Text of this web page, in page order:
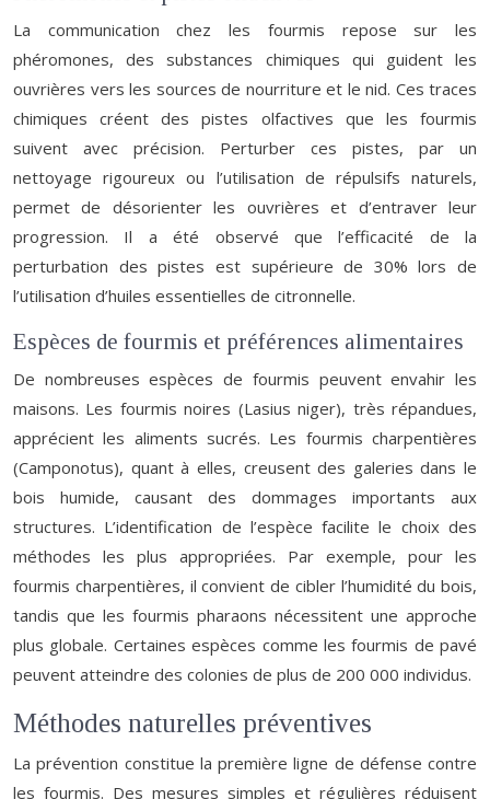
La communication chez les fourmis repose sur les
phéromones, des substances chimiques qui guident les
ouvrières vers les sources de nourriture et le nid. Ces traces
chimiques créent des pistes olfactives que les fourmis
suivent avec précision. Perturber ces pistes, par un
nettoyage rigoureux ou l’utilisation de répulsifs naturels,
permet de désorienter les ouvrières et d’entraver leur
progression. Il a été observé que l’efficacité de la
perturbation des pistes est supérieure de 30% lors de
l’utilisation d’huiles essentielles de citronnelle.
Espèces de fourmis et préférences alimentaires
De nombreuses espèces de fourmis peuvent envahir les
maisons. Les fourmis noires (Lasius niger), très répandues,
apprécient les aliments sucrés. Les fourmis charpentières
(Camponotus), quant à elles, creusent des galeries dans le
bois humide, causant des dommages importants aux
structures. L’identification de l’espèce facilite le choix des
méthodes les plus appropriées. Par exemple, pour les
fourmis charpentières, il convient de cibler l’humidité du bois,
tandis que les fourmis pharaons nécessitent une approche
plus globale. Certaines espèces comme les fourmis de pavé
peuvent atteindre des colonies de plus de 200 000 individus.
Méthodes naturelles préventives
La prévention constitue la première ligne de défense contre
les fourmis. Des mesures simples et régulières réduisent